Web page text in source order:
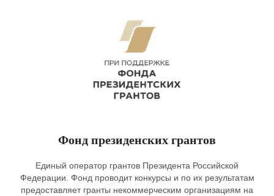
Фонд президенских грантов
Единый оператор грантов Президента Российской
Федерации. Фонд проводит конкурсы и по их результатам
предоставляет гранты некоммерческим организациям на